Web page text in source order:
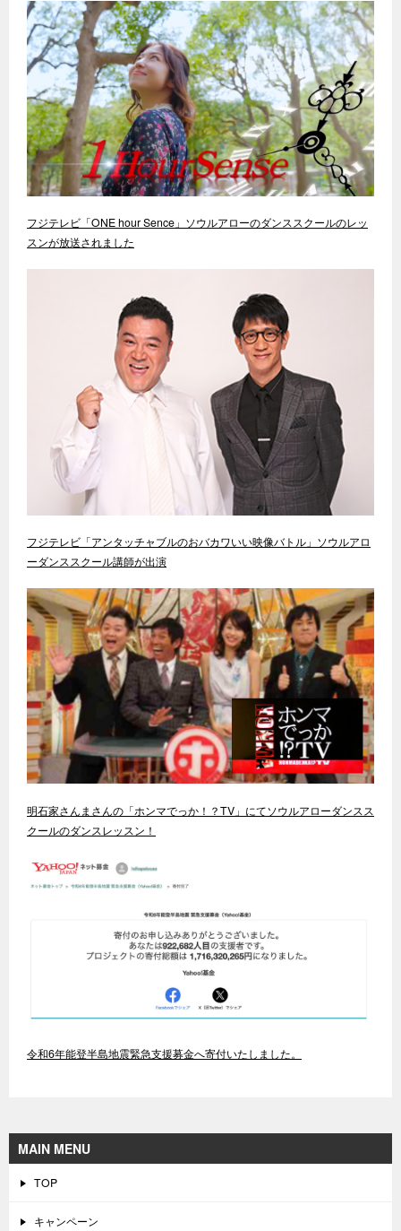
フジテレビ「ONE hour Sence」ソウルアローのダンススクールのレッ
スンが放送されました
フジテレビ「アンタッチャブルのおバカワいい映像バトル」ソウルアロ
ーダンススクール講師が出演
明石家さんまさんの「ホンマでっか！？TV」にてソウルアローダンスス
クールのダンスレッスン！
令和6年能登半島地震緊急支援募金へ寄付いたしました。
MAIN MENU
TOP
キャンペーン